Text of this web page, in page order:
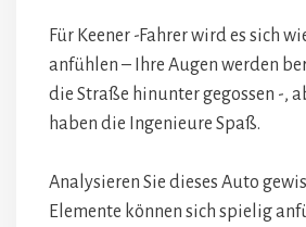
Für Keener -Fahrer wird es sich
anfühlen – Ihre Augen werden
die Straße hinunter gegossen -,
haben die Ingenieure Spaß.
Analysieren Sie dieses Auto
Elemente können sich spielig